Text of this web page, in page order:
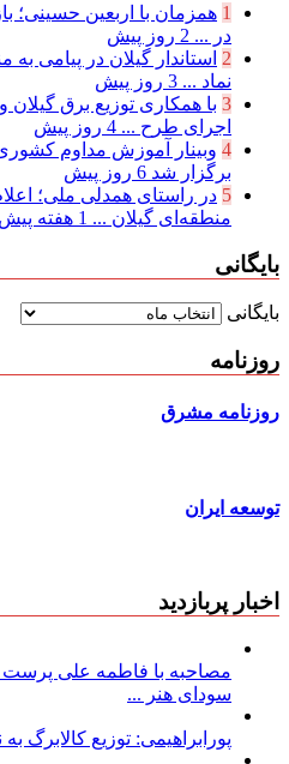
1 همزمان با اربعین حسینی؛
در ... 2 روز پیش
2 استاندار گیلان در پیامی
نماد ... 3 روز پیش
3 با همکاری توزیع برق گیلان
اجرای طرح ... 4 روز پیش
4 وبینار آموزش مداوم
برگزار شد 6 روز پیش
5 در راستای همدلی ملی؛
منطقه‌ای گیلان ... 1 هفته پیش
بایگانی
بایگانی
روزنامه
روزنامه مشرق
توسعه ایران
اخبار پربازدید
مصاحبه با فاطمه علی
سودای هنر ...
پورابراهیمی: توزیع کالابرگ